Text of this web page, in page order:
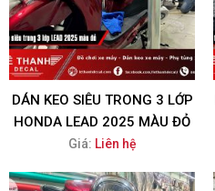
DÁN KEO SIÊU TRONG 3 LỚP
HONDA LEAD 2025 MÀU ĐỎ
Giá: Liên hệ